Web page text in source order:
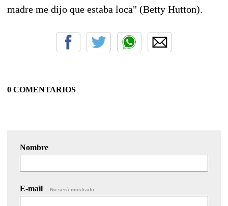
madre me dijo que estaba loca" (Betty Hutton).
0 COMENTARIOS
Nombre
E-mail No será mostrado.